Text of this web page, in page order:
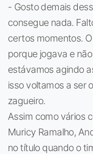
- Gosto demais
consegue nada.
certos momentos.
porque jogava e
estávamos agindo
isso voltamos a ser
zagueiro.
Assim como vários
Muricy Ramalho,
no título quando o